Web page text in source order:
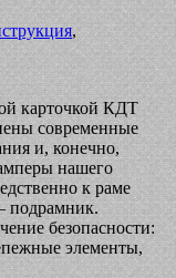
,
карточкой КДТ
современные
и, конечно,
нашего
к раме
подрамник.
безопасности:
элементы,